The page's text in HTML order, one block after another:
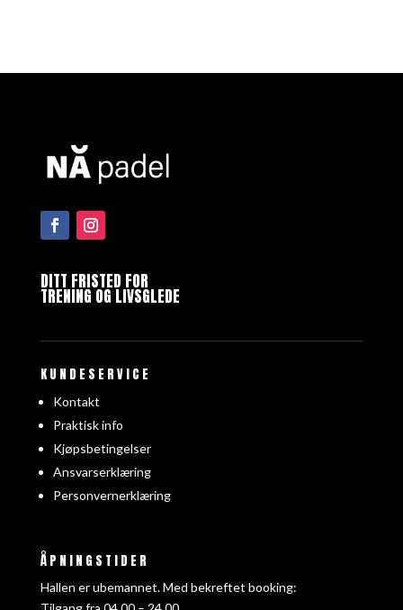
DITT FRISTED FOR
TRENING OG LIVSGLEDE
KUNDESERVICE
Kontakt
Praktisk info
Kjøpsbetingelser
Ansvarserklæring
Personvernerklæring
ÅPNINGSTIDER
Hallen er ubemannet. Med bekreftet booking: